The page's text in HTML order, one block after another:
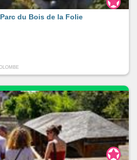
du Bois de la Folie